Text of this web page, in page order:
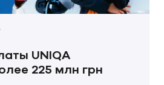
UNIQA
225 млн грн